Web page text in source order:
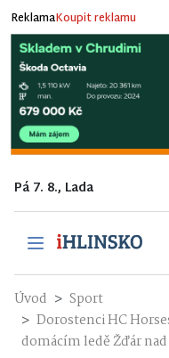
ReklamaKoupit reklamu
Pá 7. 8., Lada
Úvod
Sport
Dorostenci HC
domácím ledě Žďár nad